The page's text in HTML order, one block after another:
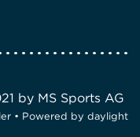
by MS Sports AG
• Powered by daylight